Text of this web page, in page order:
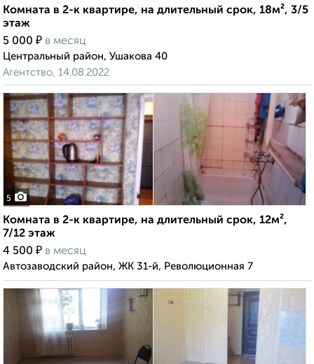
Комната в 2-к квартире, на длительный срок, 18м², 3/5
этаж
5 000 ₽ в месяц
Центральный район, Ушакова 40
Агентство, 14.08.2022
5
Комната в 2-к квартире, на длительный срок, 12м²,
7/12 этаж
4 500 ₽ в месяц
Автозаводский район, ЖК 31-й, Революционная 7